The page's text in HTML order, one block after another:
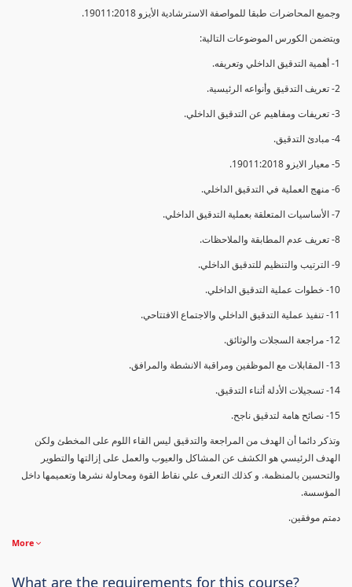
وجميع المحاضرات طبقا للمواصفة الاسترشادية الأيزو 19011:2018.
ويتضمن الكورس الموضوعات التالية:
1- أهمية التدقيق الداخلي وتعريفه.
2- تعريف التدقيق وأنواعه الرئيسية.
3- تعريفات ومفاهيم عن التدقيق الداخلي.
4- مبادئ التدقيق.
5- معيار الايزو 19011:2018.
6- منهج العملية في التدقيق الداخلي.
7- الأساسيات المتعلقة بعملية التدقيق الداخلي.
8- تعريف عدم المطابقة والملاحظات.
9- الترتيب والتنظيم للتدقيق الداخلي.
10- خطوات عملية التدقيق الداخلي.
11- تنفيذ عملية التدقيق الداخلي والاجتماع الافتتاحي.
12- مراجعة السجلات والوثائق.
13- المقابلات مع الموظفين ومراقبة الانشطة والمرافق.
14- تسجيلات الأدلة أثناء التدقيق.
15- نصائح هامة لتدقيق ناجح.
وتذكر دائما أن الهدف من المراجعة والتدقيق ليس القاء اللوم على المخطئ ولكن
الهدف الرئيسي هو الكشف عن المشاكل والعيوب والعمل على إزالتها والتطوير
والتحسين بالمنظمة. و كذلك التعرف علي نقاط القوة ومحاولة نشرها وتعميمها داخل
المؤسسة.
دمتم موفقين.
More
What are the requirements for this course?